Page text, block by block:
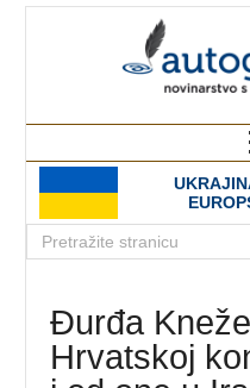
Đurđa
Hrvatskoj